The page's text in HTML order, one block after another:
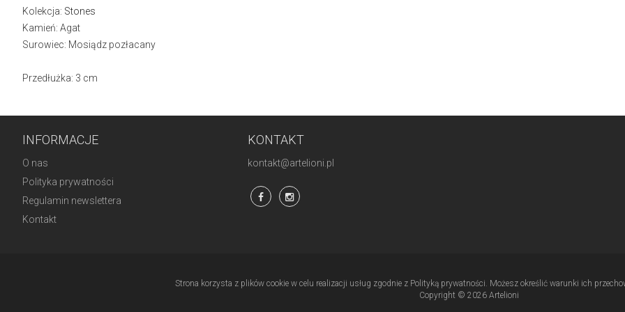
Kolekcja: Stones
Kamień: Agat
Surowiec: Mosiądz pozłacany
Przedłużka: 3 cm
INFORMACJE
O nas
Polityka prywatności
Regulamin newslettera
Kontakt
KONTAKT
kontakt@artelioni.pl
Strona korzysta z plików cookie w celu realizacji usług zgodnie z Polityką prywatności. Możesz określić warunki ich
Copyright © 2026 Artelioni